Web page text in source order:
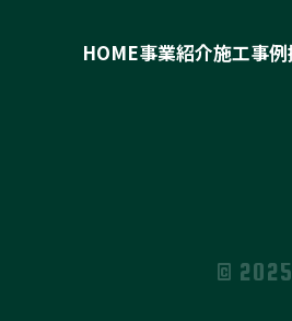
HOME事業紹介施工事例
©